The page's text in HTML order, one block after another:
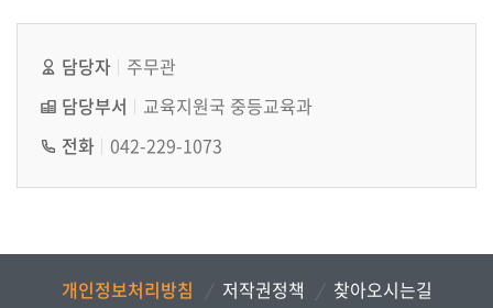
담당자
주무관
담당부서
교육지원국 중등교육과
전화 042-229-1073
개인정보처리방침 저작권정책
찾아오시는길